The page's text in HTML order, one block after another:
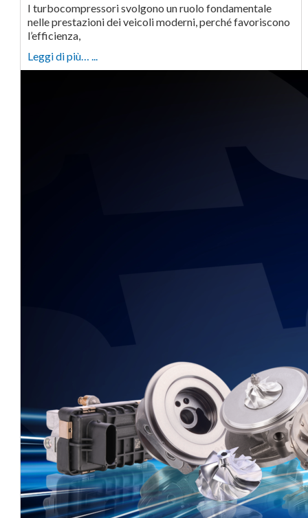
I turbocompressori svolgono un ruolo fondamentale
nelle prestazioni dei veicoli moderni, perché favoriscono
l’efficienza,
Leggi di più… ...